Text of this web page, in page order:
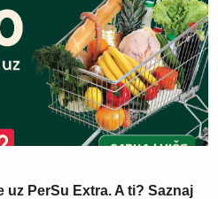
uz PerSu Extra. A ti? Saznaj